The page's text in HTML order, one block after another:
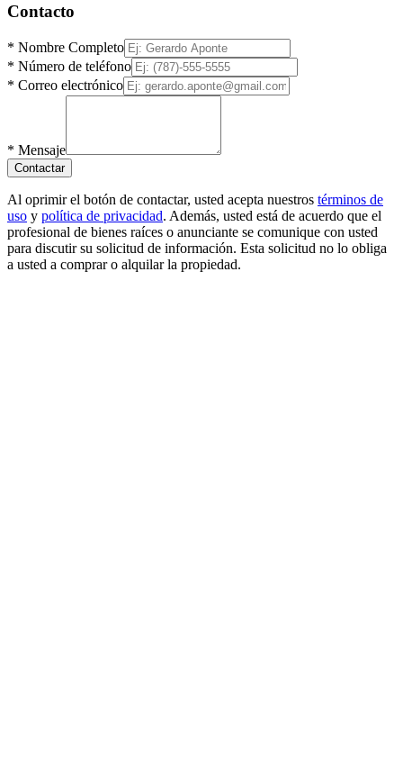
Contacto
* Nombre Completo
* Número de teléfono
* Correo electrónico
* Mensaje
Contactar
Al oprimir el botón de contactar, usted acepta nuestros términos de
uso y política de privacidad. Además, usted está de acuerdo que el
profesional de bienes raíces o anunciante se comunique con usted
para discutir su solicitud de información. Esta solicitud no lo obliga
a usted a comprar o alquilar la propiedad.